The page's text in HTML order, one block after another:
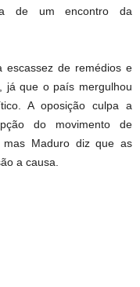
de um encontro da
escassez de remédios e
já que o país mergulhou
A oposição culpa a
do movimento de
Maduro diz que as
a causa.